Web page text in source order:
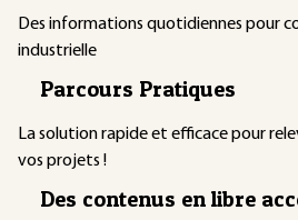
Des informations quotidiennes pour
industrielle
Parcours Pratiques
La solution rapide et efficace pour
vos projets !
Des contenus en libre